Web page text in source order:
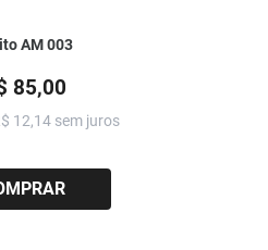
AM 003
85,00
12,14 sem juros